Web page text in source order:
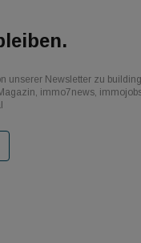
unserer Newsletter zu
immo7news,